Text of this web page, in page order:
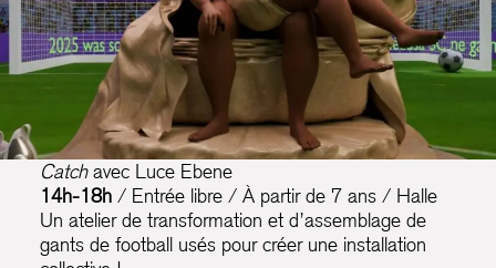
Catchavec Luce Ebene
14h-18h/ Entrée libre / À partir de 7 ans / Halle
Un atelier de transformation et d’assemblage de
gants de football usés pour créer une installation